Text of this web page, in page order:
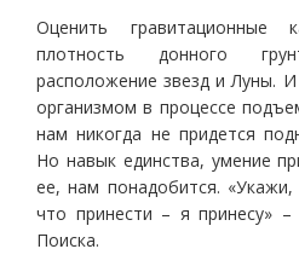
Оценить гравитационные
плотность донного
расположение звезд и Луны.
организмом в процессе
нам никогда не придется
Но навык единства, умение
ее, нам понадобится.
что принести – я принесу»
Поиска.